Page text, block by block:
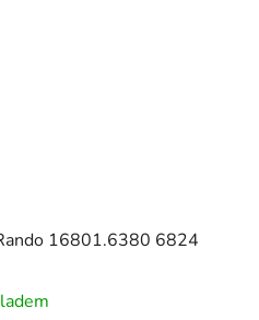
16801.6380 6824